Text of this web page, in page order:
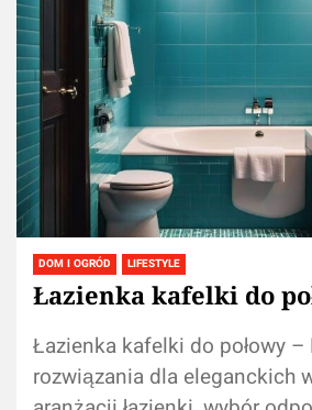
DOM I OGRÓD LIFESTYLE
Łazienka kafelki do
Łazienka kafelki do połowy
rozwiązania dla eleganckich